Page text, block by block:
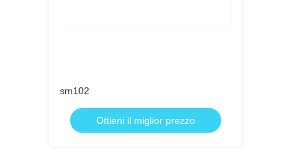
sm102
Ottieni il miglior prezzo